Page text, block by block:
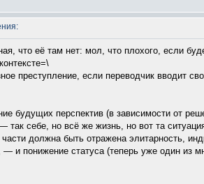
что её там нет: мол, что плохого, если
преступление, если переводчик вводит
будущих перспектив (в зависимости от
так себе, но всё же жизнь, но вот та
должна быть отражена элитарность,
понижение статуса (теперь уже один из